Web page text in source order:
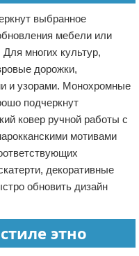
выбранное
мебели или
многих культур,
дорожки,
и узорами. Монохромные
подчеркнут
ковер ручной работы с
мотивами
декоративные
обновить дизайн
этно